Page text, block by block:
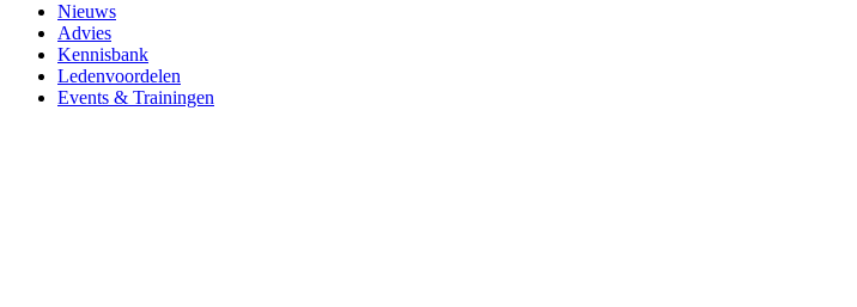
Nieuws
Advies
Kennisbank
Ledenvoordelen
Events & Trainingen